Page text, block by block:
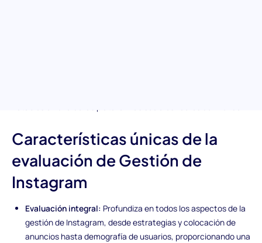
Características únicas de la
evaluación de Gestión de
Instagram
Evaluación integral: Profundiza en todos los aspectos de la
gestión de Instagram, desde estrategias y colocación de
anuncios hasta demografía de usuarios, proporcionando una